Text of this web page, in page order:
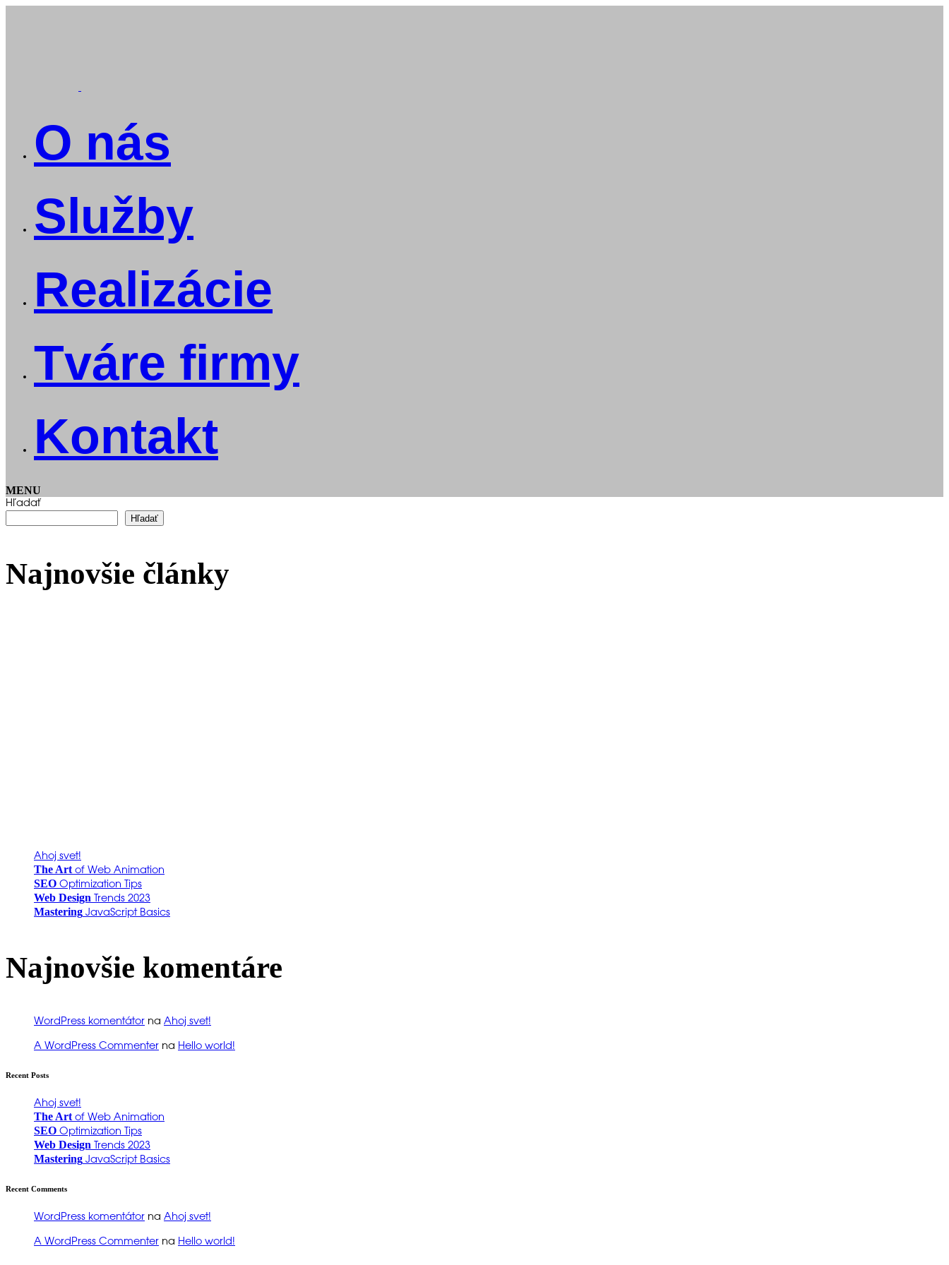
O nás
Služby
Realizácie
Tváre firmy
Kontakt
MENU
Hľadať
Hľadať
Najnovšie články
Ahoj svet!
The Artof Web Animation
SEO Optimization Tips
Web Design Trends 2023
Mastering JavaScript Basics
Najnovšie komentáre
WordPress komentátor na Ahoj svet!
A WordPress Commenter na Hello world!
Recent Posts
Ahoj svet!
The Artof Web Animation
SEO Optimization Tips
Web Design Trends 2023
Mastering JavaScript Basics
Recent Comments
WordPress komentátor na Ahoj svet!
A WordPress Commenter na Hello world!